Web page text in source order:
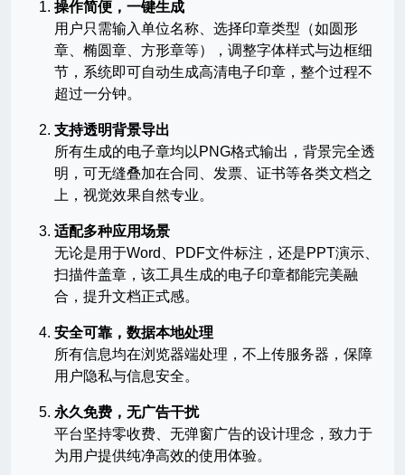
操作简便，一键生成
用户只需输入单位名称、选择印章类型（如圆形
章、椭圆章、方形章等），调整字体样式与边框细
节，系统即可自动生成高清电子印章，整个过程不
超过一分钟。
支持透明背景导出
所有生成的电子章均以PNG格式输出，背景完全透
明，可无缝叠加在合同、发票、证书等各类文档之
上，视觉效果自然专业。
适配多种应用场景
无论是用于Word、PDF文件标注，还是PPT演示、
扫描件盖章，该工具生成的电子印章都能完美融
合，提升文档正式感。
安全可靠，数据本地处理
所有信息均在浏览器端处理，不上传服务器，保障
用户隐私与信息安全。
永久免费，无广告干扰
平台坚持零收费、无弹窗广告的设计理念，致力于
为用户提供纯净高效的使用体验。